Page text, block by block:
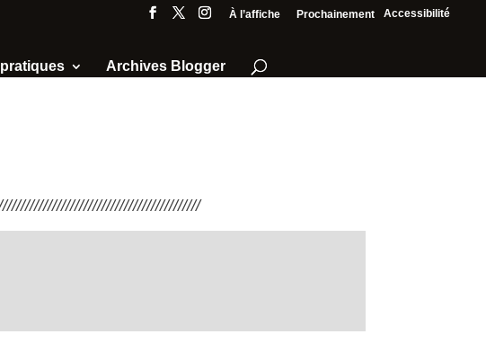
Accessibilité
À l’affiche Prochainement
pratiques Archives Blogger